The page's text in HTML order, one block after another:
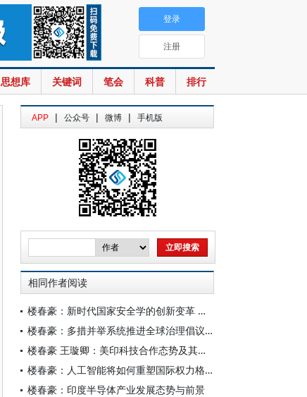
思想库 关键词 笔会 科普 排行
登录
注册
APP | 公众号 | 微博 | 手机版
相同作者阅读
楼春豪：新时代国家安全学的创新变革 与发展前瞻
楼春豪：多措并举系统推进全球治理倡议走深走实
楼春豪 王璇卿：美印科技合作态势及其前景
楼春豪：人工智能将如何重塑国际权力格局？
楼春豪：印度半导体产业发展态势与前景